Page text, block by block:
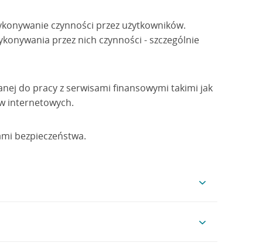
czynności przez użytkowników.
przez nich czynności - szczególnie
do pracy z serwisami finansowymi takimi jak
internetowych.
bezpieczeństwa.